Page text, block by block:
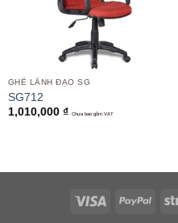
GHẾ LÃNH ĐẠO SG
SG712
1,010,000 ₫ Chưa bao gồm VAT